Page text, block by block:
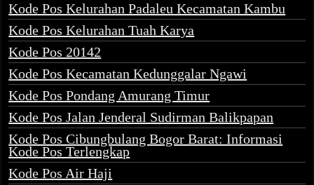
Kode Pos Kelurahan Padaleu Kecamatan Kambu
Kode Pos Kelurahan Tuah Karya
Kode Pos 20142
Kode Pos Kecamatan Kedunggalar Ngawi
Kode Pos Pondang Amurang Timur
Kode Pos Jalan Jenderal Sudirman Balikpapan
Kode Pos Cibungbulang Bogor Barat: Informasi
Kode Pos Terlengkap
Kode Pos Air Haji